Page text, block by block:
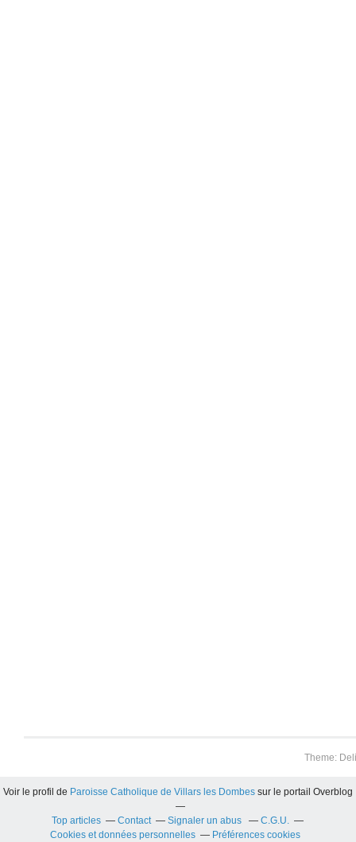
Theme:
Voir le profil de Paroisse Catholique de Villars les Dombes sur le portail Overblog
Top articles Contact Signaler un abus
C.G.U.
Cookies et données personnelles
Préférences cookies